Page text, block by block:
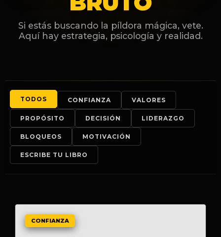
Si estás buscando la píldora mágica, vete.
Aquí hay estrategia, psicología y realidad.
TODOS CONFIANZA VALORES
PROPÓSITO DECISIÓN LIDERAZGO
BLOQUEOS MOTIVACIÓN
ESCRIBE TU LIBRO
CONFIANZA